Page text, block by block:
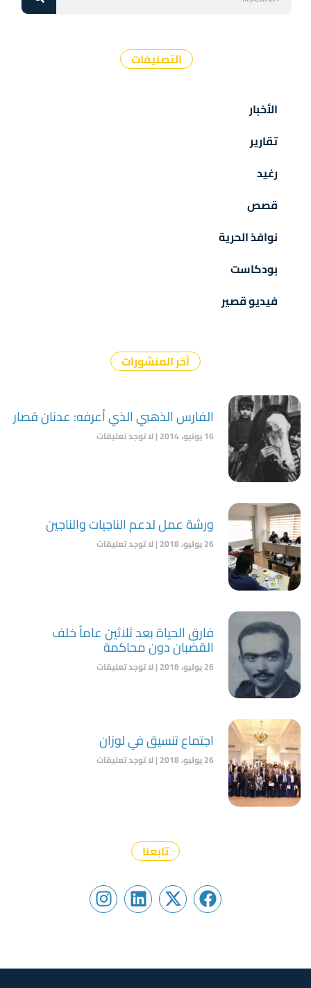
التصنيفات
الأخبار
تقارير
رغيد
قصص
نوافذ الحرية
بودكاست
فيديو قصير
آخر المنشورات
الفارس الذهبي الذي أعرفه: عدنان قصار
16 يونيو، 2014 لا توجد تعليقات
ورشة عمل لدعم الناجيات والناجين
26 يوليو، 2018 لا توجد تعليقات
فارق الحياة بعد ثلاثين عاماً خلف
القضبان دون محاكمة
26 يوليو، 2018 لا توجد تعليقات
اجتماع تنسيق في لوزان
26 يوليو، 2018 لا توجد تعليقات
تابعنا